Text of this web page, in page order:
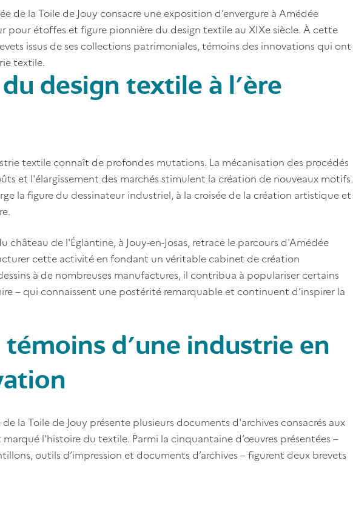
de la Toile de Jouy consacre une exposition d’envergure à Amédée
pour étoffes et figure pionnière du design textile au XIXe siècle. À cette
issus de ses collections patrimoniales, témoins des innovations qui ont
textile.
design textile à l'ère
textile connaît de profondes mutations. La mécanisation des procédés
et l'élargissement des marchés stimulent la création de nouveaux motifs.
la figure du dessinateur industriel, à la croisée de la création artistique et
château de l'Églantine, à Jouy-en-Josas, retrace le parcours d'Amédée
cette activité en fondant un véritable cabinet de création
à de nombreuses manufactures, il contribua à populariser certains
– qui connaissent une postérité remarquable et continuent d’inspirer la
témoins d'une industrie en
la Toile de Jouy présente plusieurs documents d'archives consacrés aux
l'histoire du textile. Parmi la cinquantaine d’œuvres présentées –
outils d’impression et documents d’archives – figurent deux brevets